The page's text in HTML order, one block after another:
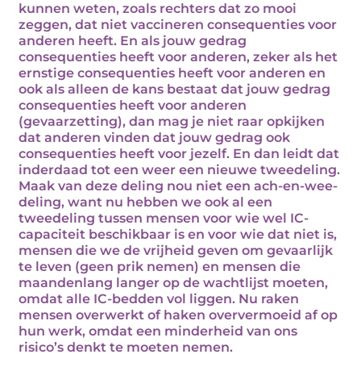
kunnen weten, zoals rechters dat zo mooi
zeggen, dat niet vaccineren consequenties voor
anderen heeft. En als jouw gedrag
consequenties heeft voor anderen, zeker als het
ernstige consequenties heeft voor anderen en
ook als alleen de kans bestaat dat jouw gedrag
consequenties heeft voor anderen
(gevaarzetting), dan mag je niet raar opkijken
dat anderen vinden dat jouw gedrag ook
consequenties heeft voor jezelf. En dan leidt dat
inderdaad tot een weer een nieuwe tweedeling.
Maak van deze deling nou niet een ach-en-wee-
deling, want nu hebben we ook al een
tweedeling tussen mensen voor wie wel IC-
capaciteit beschikbaar is en voor wie dat niet is,
mensen die we de vrijheid geven om gevaarlijk
te leven (geen prik nemen) en mensen die
maandenlang langer op de wachtlijst moeten,
omdat alle IC-bedden vol liggen. Nu raken
mensen overwerkt of haken oververmoeid af op
hun werk, omdat een minderheid van ons
risico’s denkt te moeten nemen.